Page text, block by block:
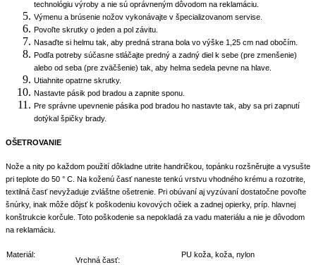
technológiu výroby a nie sú oprávneným dôvodom na reklamáciu.
Výmenu a brúsenie nožov vykonávajte v špecializovanom servise.
Povoľte skrutky o jeden a pol závitu.
Nasaďte si helmu tak, aby predná strana bola vo výške 1,25 cm nad obočím.
Podľa potreby súčasne stláčajte predný a zadný diel k sebe (pre zmenšenie)
alebo od seba (pre zväčšenie) tak, aby helma sedela pevne na hlave.
Utiahnite opatrne skrutky.
Nastavte pásik pod bradou a zapnite sponu.
Pre správne upevnenie pásika pod bradou ho nastavte tak, aby sa pri zapnutí
dotýkal špičky brady.
OŠETROVANIE
Nože a nity po každom použití dôkladne utrite handričkou, topánku rozšněrujte a vysušte
pri teplote do 50 ° C. Na koženú časť naneste tenkú vrstvu vhodného krému a rozotrite,
textilná časť nevyžaduje zvláštne ošetrenie. Pri obúvaní aj vyzúvaní dostatočne povoľte
šnúrky, inak môže dôjsť k poškodeniu kovových očiek a zadnej opierky, príp. hlavnej
konštrukcie korčule. Toto poškodenie sa nepokladá za vadu materiálu a nie je dôvodom
na reklamáciu.
Materiál:
Vrchná časť:
PU koža, koža, nylon